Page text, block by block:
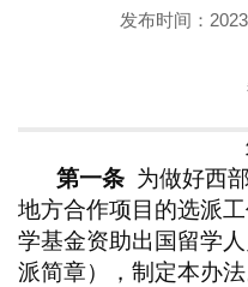
发布时间：
第一条 为做好西
地方合作项目的选派
学基金资助出国留学
派简章），制定本办法